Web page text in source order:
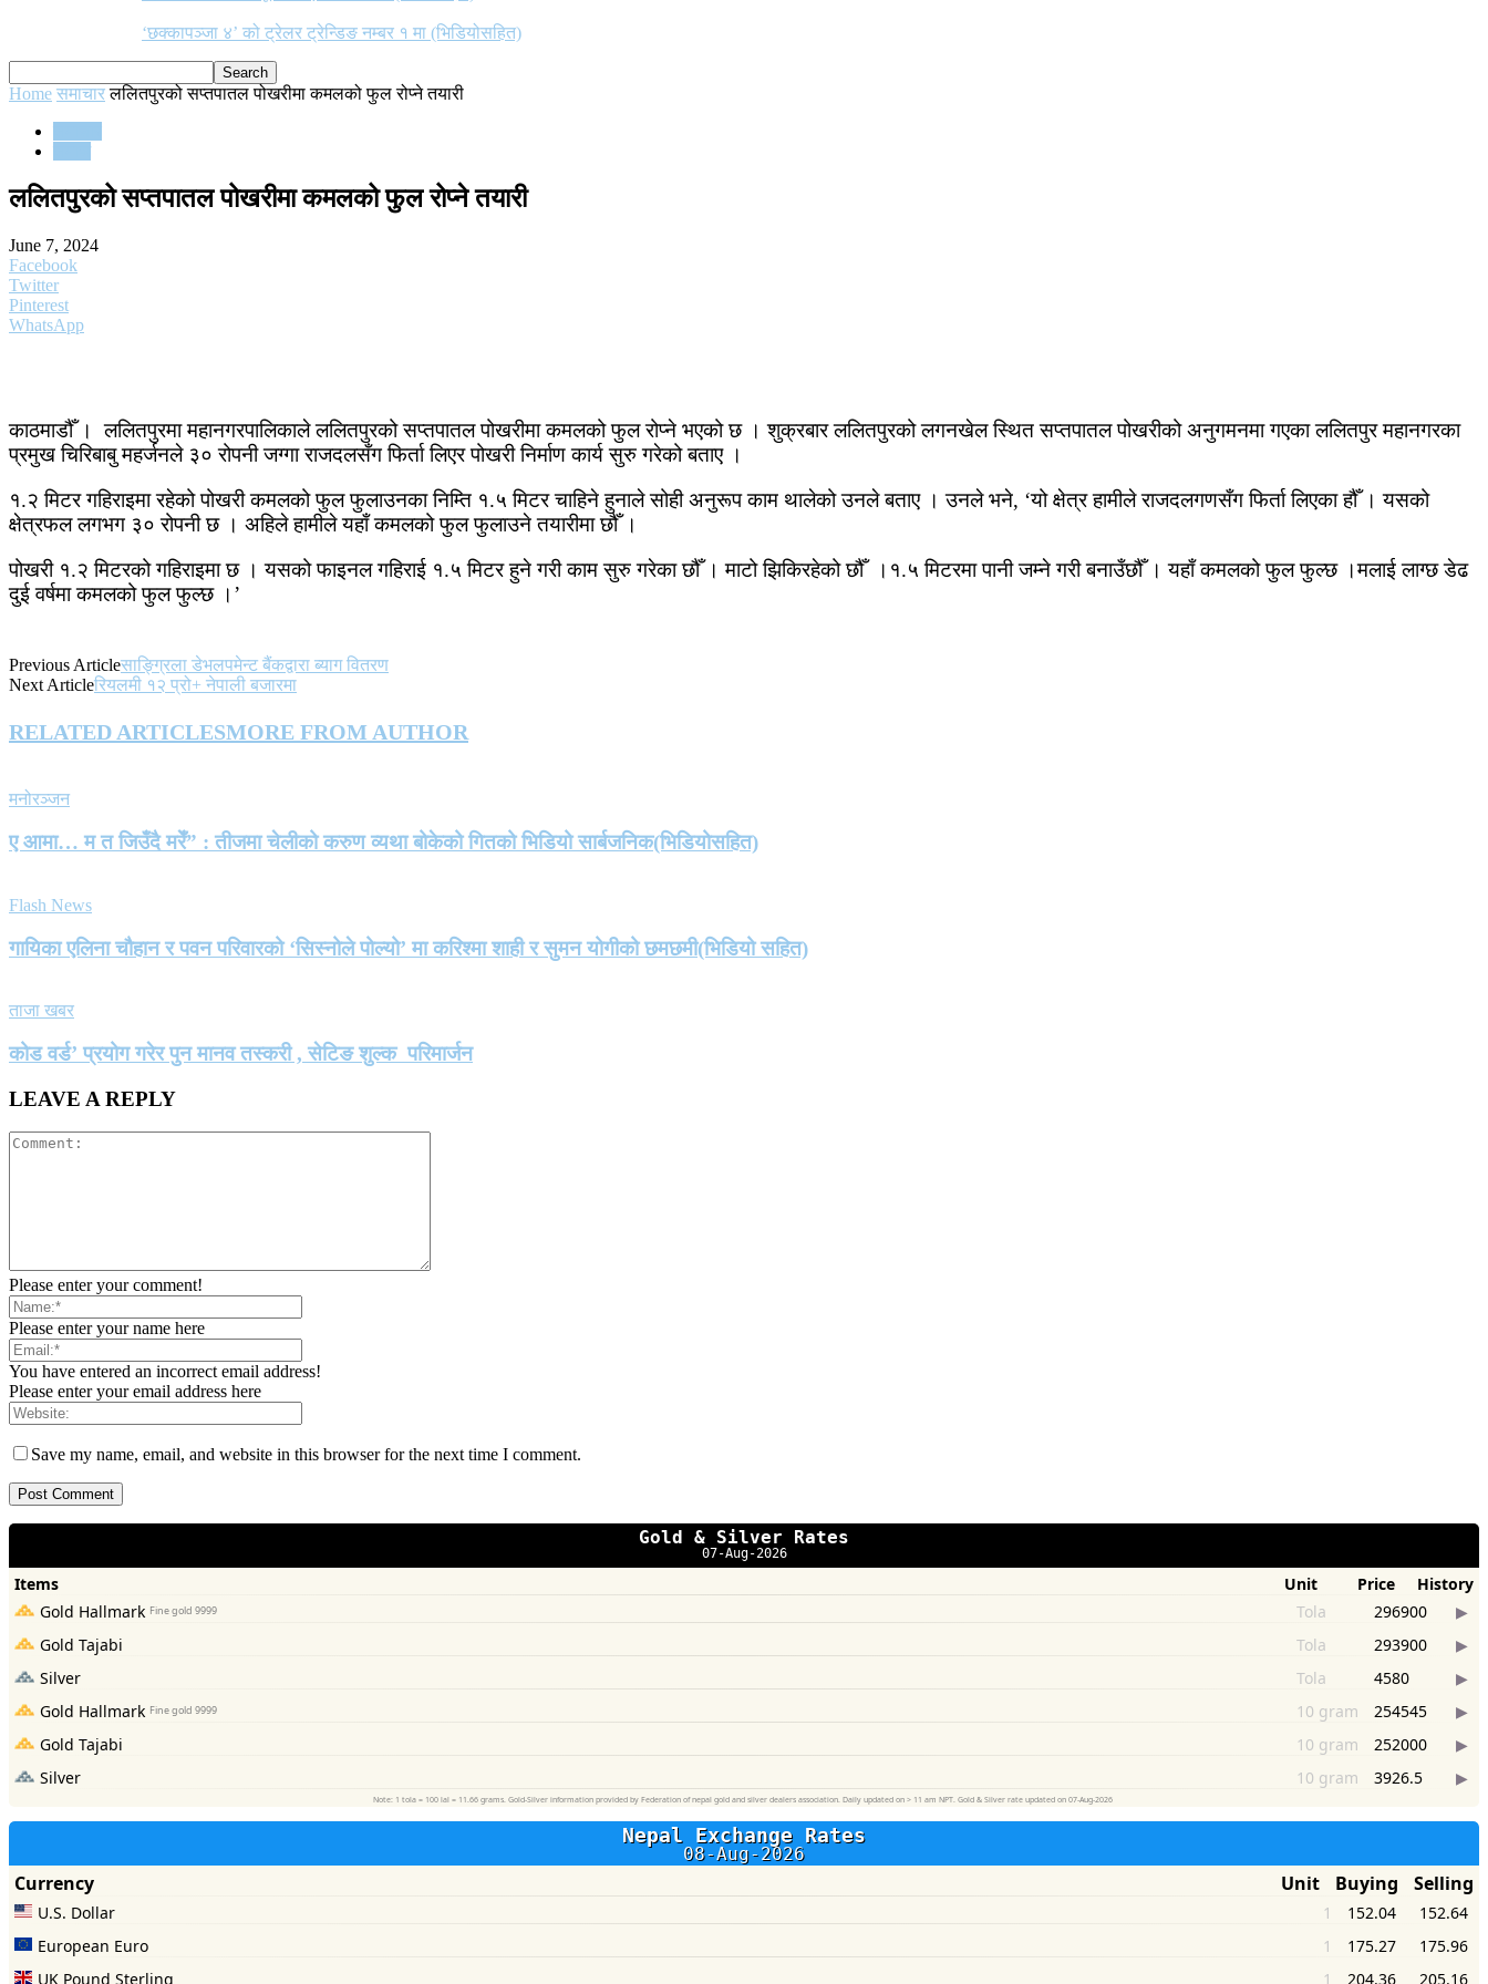
‘छक्कापञ्जा ४’ को ट्रेलर ट्रेन्डिङ नम्बर १ मा (भिडियोसहित)
Home समाचार ललितपुरको सप्तपातल पोखरीमा कमलको फुल रोप्ने तयारी
ललितपुरको सप्तपातल पोखरीमा कमलको फुल रोप्ने तयारी
June 7, 2024
Facebook
Twitter
Pinterest
WhatsApp
काठमाडौँ । ललितपुरमा महानगरपालिकाले ललितपुरको सप्तपातल पोखरीमा कमलको फुल रोप्ने भएको छ । शुक्रबार ललितपुरको लगनखेल स्थित सप्तपातल पोखरीको अनुगमनमा गएका ललितपुर महानगरका
प्रमुख चिरिबाबु महर्जनले ३० रोपनी जग्गा राजदलसँग फिर्ता लिएर पोखरी निर्माण कार्य सुरु गरेको बताए ।
१.२ मिटर गहिराइमा रहेको पोखरी कमलको फुल फुलाउनका निम्ति १.५ मिटर चाहिने हुनाले सोही अनुरूप काम थालेको उनले बताए । उनले भने, ‘यो क्षेत्र हामीले राजदलगणसँग फिर्ता लिएका हौँ । यसको
क्षेत्रफल लगभग ३० रोपनी छ । अहिले हामीले यहाँ कमलको फुल फुलाउने तयारीमा छौँ ।
पोखरी १.२ मिटरको गहिराइमा छ । यसको फाइनल गहिराई १.५ मिटर हुने गरी काम सुरु गरेका छौँ । माटो झिकिरहेको छौँ ।१.५ मिटरमा पानी जम्ने गरी बनाउँछौँ । यहाँ कमलको फुल फुल्छ ।मलाई लाग्छ डेढ
दुई वर्षमा कमलको फुल फुल्छ ।’
Previous Articleसाङ्ग्रिला डेभलपमेन्ट बैंकद्वारा ब्याग वितरण
Next Articleरियलमी १२ प्रो+ नेपाली बजारमा
RELATED ARTICLESMORE FROM AUTHOR
मनोरञ्जन
ए आमा… म त जिउँदै मरेँ” : तीजमा चेलीको करुण व्यथा बोकेको गितको भिडियो सार्बजनिक(भिडियोसहित)
Flash News
गायिका एलिना चौहान र पवन परिवारको ‘सिस्नोले पोल्यो’ मा करिश्मा शाही र सुमन योगीको छमछमी(भिडियो सहित)
ताजा खबर
कोड वर्ड’ प्रयोग गरेर पुन मानव तस्करी , सेटिङ शुल्क परिमार्जन
LEAVE A REPLY
Please enter your comment!
Please enter your name here
You have entered an incorrect email address!
Please enter your email address here
Save my name, email, and website in this browser for the next time I comment.